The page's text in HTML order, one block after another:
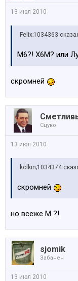
13 июл 2010
Felix;1034363
М6?! Х6М? или
скромней
Сцуко
13 июл 2010
kolkin;1034374
скромней
но всеже М ?!
sjomik
Забанен
13 июл 2010